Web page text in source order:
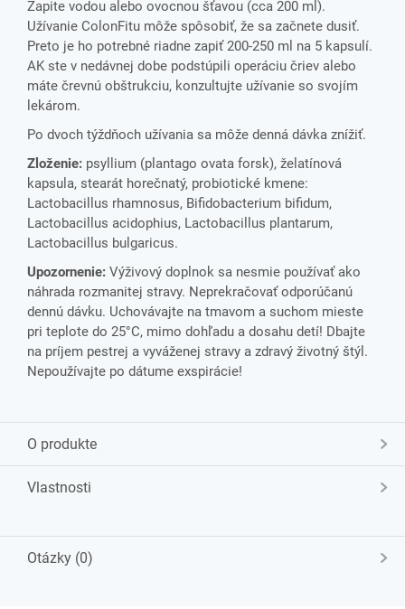
Zapite vodou alebo ovocnou šťavou (cca 200 ml).
Užívanie ColonFitu môže spôsobiť, že sa začnete dusiť.
Preto je ho potrebné riadne zapiť 200-250 ml na 5 kapsulí.
AK ste v nedávnej dobe podstúpili operáciu čriev alebo
máte črevnú obštrukciu, konzultujte užívanie so svojím
lekárom.
Po dvoch týždňoch užívania sa môže denná dávka znížiť.
Zloženie: psyllium (plantago ovata forsk), želatínová
kapsula, stearát horečnatý, probiotické kmene:
Lactobacillus rhamnosus, Bifidobacterium bifidum,
Lactobacillus acidophius, Lactobacillus plantarum,
Lactobacillus bulgaricus.
Upozornenie: Výživový doplnok sa nesmie používať ako
náhrada rozmanitej stravy. Neprekračovať odporúčanú
dennú dávku. Uchovávajte na tmavom a suchom mieste
pri teplote do 25°C, mimo dohľadu a dosahu detí! Dbajte
na príjem pestrej a vyváženej stravy a zdravý životný štýl.
Nepoužívajte po dátume exspirácie!
O produkte
Vlastnosti
Otázky (0)